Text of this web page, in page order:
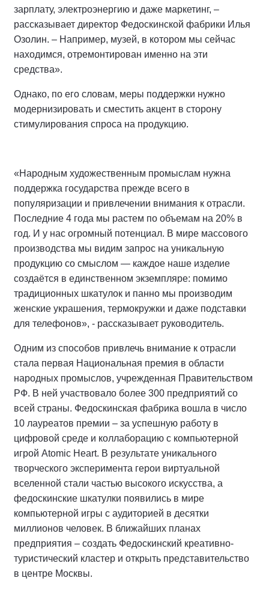
зарплату, электроэнергию и даже маркетинг, –
рассказывает директор Федоскинской фабрики Илья
Озолин. – Например, музей, в котором мы сейчас
находимся, отремонтирован именно на эти
средства».
Однако, по его словам, меры поддержки нужно
модернизировать и сместить акцент в сторону
стимулирования спроса на продукцию.
«Народным художественным промыслам нужна
поддержка государства прежде всего в
популяризации и привлечении внимания к отрасли.
Последние 4 года мы растем по объемам на 20% в
год. И у нас огромный потенциал. В мире массового
производства мы видим запрос на уникальную
продукцию со смыслом — каждое наше изделие
создаётся в единственном экземпляре: помимо
традиционных шкатулок и панно мы производим
женские украшения, термокружки и даже подставки
для телефонов», - рассказывает руководитель.
Одним из способов привлечь внимание к отрасли
стала первая Национальная премия в области
народных промыслов, учрежденная Правительством
РФ. В ней участвовало более 300 предприятий со
всей страны. Федоскинская фабрика вошла в число
10 лауреатов премии – за успешную работу в
цифровой среде и коллаборацию с компьютерной
игрой Atomic Heart. В результате уникального
творческого эксперимента герои виртуальной
вселенной стали частью высокого искусства, а
федоскинские шкатулки появились в мире
компьютерной игры с аудиторией в десятки
миллионов человек. В ближайших планах
предприятия – создать Федоскинский креативно-
туристический кластер и открыть представительство
в центре Москвы.